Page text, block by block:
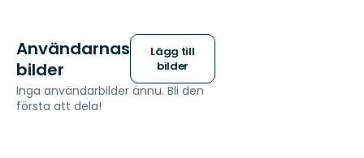
Användarnas
bilder
Lägg till
bilder
Inga användarbilder ännu. Bli den
första att dela!